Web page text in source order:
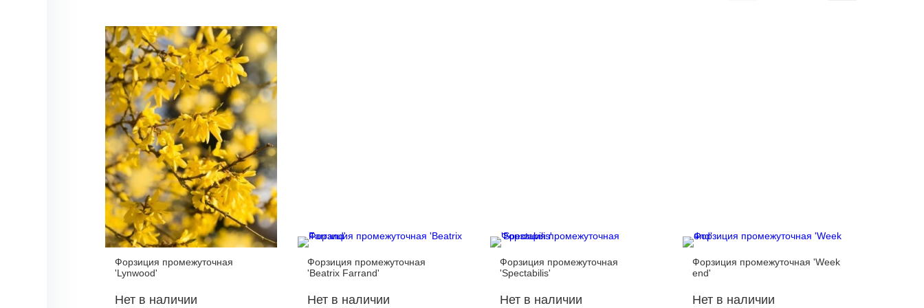
Форзиция промежуточная
'Lynwood'
Нет в наличии
Форзиция промежуточная
'Beatrix Farrand'
Нет в наличии
Форзиция промежуточная
'Spectabilis'
Нет в наличии
Форзиция промежуточная 'Week
end'
Нет в наличии